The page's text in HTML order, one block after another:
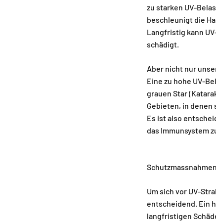
zu starken UV-
beschleunigt die
Langfristig kann
schädigt.
Aber nicht nur
Eine zu hohe UV-
grauen Star
Gebieten, in
Es ist also
das Immunsystem
Um sich vor UV-
entscheidend. Ein
langfristigen